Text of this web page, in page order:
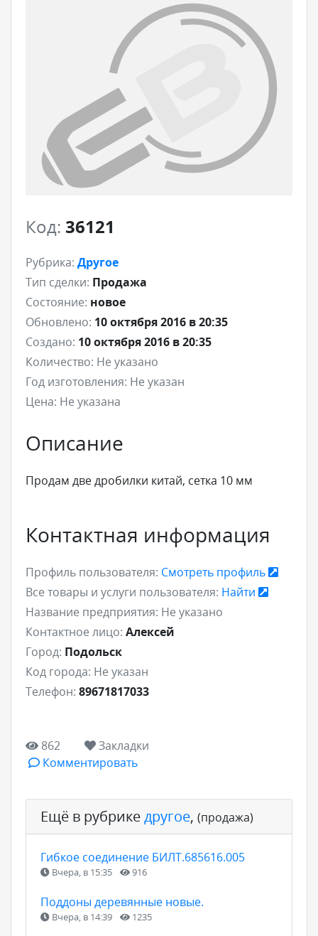
Код: 36121
Рубрика: Другое
Тип сделки: Продажа
Состояние: новое
Обновлено: 10 октября 2016 в 20:35
Создано: 10 октября 2016 в 20:35
Количество: Не указано
Год изготовления: Не указан
Цена: Не указана
Описание
Продам две дробилки китай, сетка 10 мм
Контактная информация
Профиль пользователя: Смотреть профиль
Все товары и услуги пользователя: Найти
Название предприятия: Не указано
Контактное лицо: Алексей
Город: Подольск
Код города: Не указан
Телефон: 89671817033
862
Закладки
Комментировать
Ещё в рубрикедругое, (продажа)
Гибкое соединение БИЛТ.685616.005
Вчера, в 15:35 916
Поддоны деревянные новые.
Вчера, в 14:39 1235